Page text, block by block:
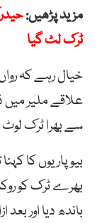
مزید پڑھیں:
ٹرک لٹ گیا
خیال رہے کہ
سے بھرا ٹرک لوٹ
بیوپاریوں کا
بھرے ٹرک کو
باندھ دیا اور